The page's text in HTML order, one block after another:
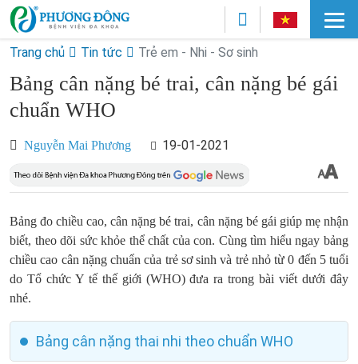
Trang chủ Tin tức Trẻ em - Nhi - Sơ sinh
Bảng cân nặng bé trai, cân nặng bé gái
chuẩn WHO
Nguyễn Mai Phương 19-01-2021
Bảng đo chiều cao, cân nặng bé trai, cân nặng bé gái giúp mẹ nhận
biết, theo dõi sức khỏe thể chất của con. Cùng tìm hiểu ngay bảng
chiều cao cân nặng chuẩn của trẻ sơ sinh và trẻ nhỏ từ 0 đến 5 tuổi
do Tổ chức Y tế thế giới (WHO) đưa ra trong bài viết dưới đây
nhé.
Bảng cân nặng thai nhi theo chuẩn WHO